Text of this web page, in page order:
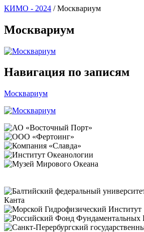
КИМО - 2024 /Москвариум
Москвариум
Навигация по записям
Москвариум